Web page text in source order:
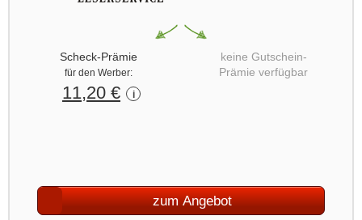
Scheck-Prämie
für den Werber:
11,20 € i
keine Gutschein-
Prämie verfügbar
zum Angebot